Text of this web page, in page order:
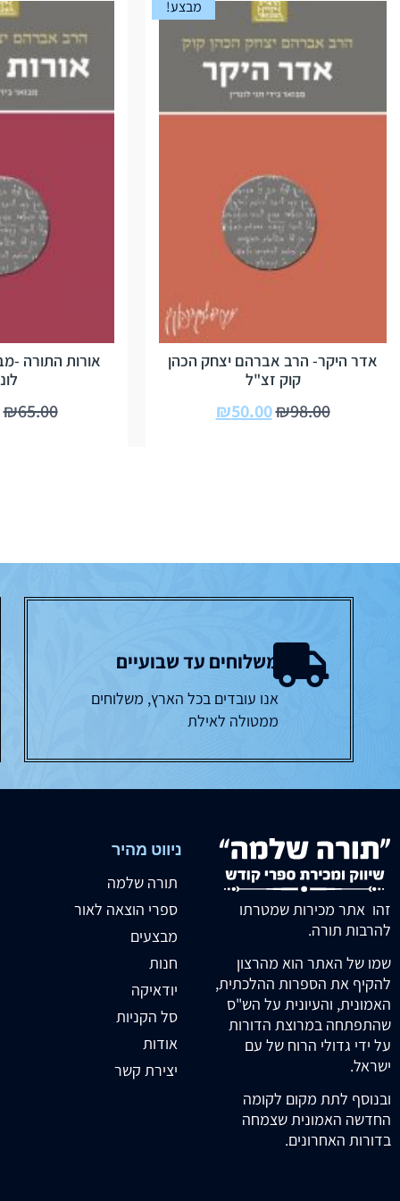
מבצע!
אדר היקר- הרב אברהם יצחק הכהן
קוק זצ"ל
₪98.00
₪50.00
אורות התורה -
₪65.00
משלוחים עד שבועיים
אנו עובדים בכל הארץ, משלוחים
ממטולה לאילת
זהו אתר מכירות שמטרתו
להרבות תורה.
שמו של האתר הוא מהרצון
להקיף את הספרות ההלכתית,
האמונית, והעיונית על הש"ס
שהתפתחה במרוצת הדורות
על ידי גדולי הרוח של עם
ישראל.
ובנוסף לתת מקום לקומה
החדשה האמונית שצמחה
בדורות האחרונים.
ניווט מהיר
תורה שלמה
ספרי הוצאה לאור
מבצעים
חנות
יודאיקה
סל הקניות
אודות
יצירת קשר